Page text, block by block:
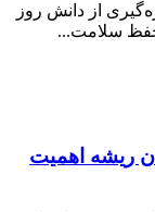
از دانش روز
حفظ سلامت...
ریشه اهمیت